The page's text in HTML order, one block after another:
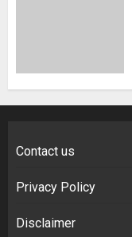
Contact us
Privacy Policy
Disclaimer